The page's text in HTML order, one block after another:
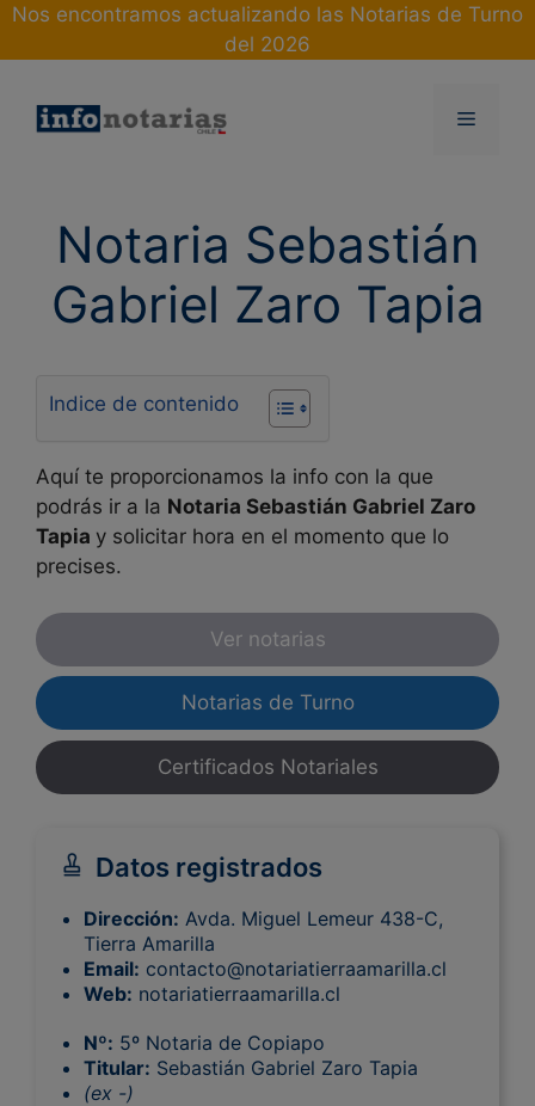
Skip
Nos encontramos actualizando las Notarias de Turno
del 2026
Menu
Notaria Sebastián
Gabriel Zaro Tapia
Indice de contenido
Aquí te proporcionamos la info con la que
podrás ir a la Notaria Sebastián Gabriel Zaro
Tapia y solicitar hora en el momento que lo
precises.
Ver notarias
Notarias de Turno
Certificados Notariales
Datos registrados
Dirección: Avda. Miguel Lemeur 438-C,
Tierra Amarilla
Email: contacto@notariatierraamarilla.cl
Web: notariatierraamarilla.cl
Nº: 5º Notaria de Copiapo
Titular: Sebastián Gabriel Zaro Tapia
(ex -)